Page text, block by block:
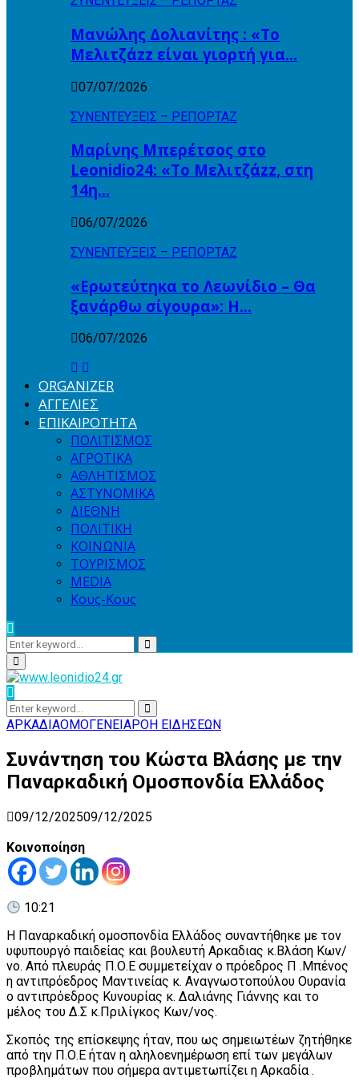
Μανώλης Δολιανίτης : «Το
Μελιτζάzz είναι γιορτή για…
07/07/2026
ΣΥΝΕΝΤΕΥΞΕΙΣ – ΡΕΠΟΡΤΑΖ
Μαρίνης Μπερέτσος στο
Leonidio24: «Το Μελιτζάzz, στη
14η…
06/07/2026
ΣΥΝΕΝΤΕΥΞΕΙΣ – ΡΕΠΟΡΤΑΖ
«Ερωτεύτηκα το Λεωνίδιο – Θα
ξανάρθω σίγουρα»: Η…
06/07/2026
ORGANIZER
ΑΓΓΕΛΙΕΣ
ΕΠΙΚΑΙΡΟΤΗΤΑ
ΠΟΛΙΤΙΣΜΟΣ
ΑΓΡΟΤΙΚΑ
ΑΘΛΗΤΙΣΜΟΣ
ΑΣΤΥΝΟΜΙΚΑ
ΔΙΕΘΝΗ
ΠΟΛΙΤΙΚΗ
ΚΟΙΝΩΝΙΑ
ΤΟΥΡΙΣΜΟΣ
MEDIA
Κους-Κους
Search
for:
Search
Primary
Menu
Search
for:
Search
ΑΡΚΑΔΙΑΟΜΟΓΕΝΕΙΑΡΟΗ ΕΙΔΗΣΕΩΝ
Συνάντηση του Κώστα Βλάσης με την
Παναρκαδική Ομοσπονδία Ελλάδος
09/12/202509/12/2025
Κοινοποίηση
10:21
Η Παναρκαδική ομοσπονδία Ελλάδος συναντήθηκε με τον
υφυπουργό παιδείας και βουλευτή Αρκαδιας κ.Βλάση Κων/
νο. Από πλευράς Π.Ο.Ε συμμετείχαν ο πρόεδρος Π .Μπένος
η αντιπρόεδρος Μαντινείας κ. Αναγνωστοπούλου Ουρανία
ο αντιπρόεδρος Κυνουρίας κ. Δαλιάνης Γιάννης και το
μέλος του Δ.Σ κ.Πριλίγκος Κων/νος.
Σκοπός της επίσκεψης ήταν, που ως σημειωτέων ζητήθηκε
από την Π.Ο.Ε ήταν η αληλοενημέρωση επί των μεγάλων
προβλημάτων που σήμερα αντιμετωπίζει η Αρκαδία .